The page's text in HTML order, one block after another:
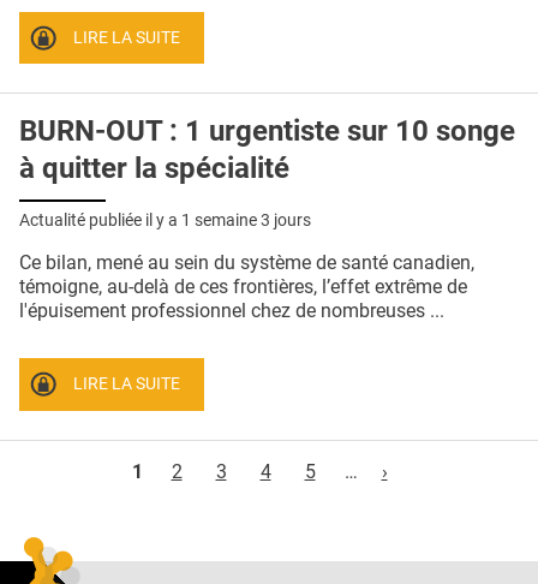
LIRE LA SUITE
BURN-OUT : 1 urgentiste sur 10 songe
à quitter la spécialité
Actualité publiée il y a 1 semaine 3 jours
Ce bilan, mené au sein du système de santé canadien,
témoigne, au-delà de ces frontières, l’effet extrême de
l'épuisement professionnel chez de nombreuses ...
LIRE LA SUITE
1
2 3 4 5 … ›